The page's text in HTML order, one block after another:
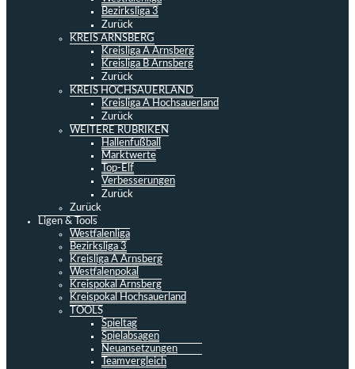
Bezirksliga 3
Zurück
KREIS ARNSBERG
Kreisliga A Arnsberg
Kreisliga B Arnsberg
Zurück
KREIS HOCHSAUERLAND
Kreisliga A Hochsauerland
Zurück
WEITERE RUBRIKEN
Hallenfußball
Marktwerte
Top-Elf
Verbesserungen
Zurück
Zurück
Ligen & Tools
Westfalenliga
Bezirksliga 3
Kreisliga A Arnsberg
Westfalenpokal
Kreispokal Arnsberg
Kreispokal Hochsauerland
TOOLS
Spieltag
Spielabsagen
Neuansetzungen
Teamvergleich